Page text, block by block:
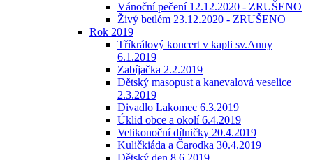
Vánoční pečení 12.12.2020 - ZRUŠENO
Živý betlém 23.12.2020 - ZRUŠENO
Rok 2019
Tříkrálový koncert v kapli sv.Anny
6.1.2019
Zabíjačka 2.2.2019
Dětský masopust a kanevalová veselice
2.3.2019
Divadlo Lakomec 6.3.2019
Úklid obce a okolí 6.4.2019
Velikonoční dílničky 20.4.2019
Kuličkiáda a Čarodka 30.4.2019
Dětský den 8.6.2019